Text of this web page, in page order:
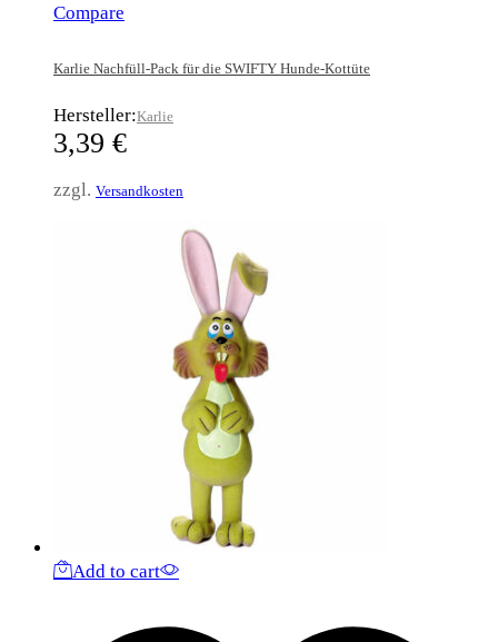
Compare
Karlie Nachfüll-Pack für die SWIFTY Hunde-Kottüte
Hersteller:Karlie
3,39 €
zzgl. Versandkosten
Add to cart